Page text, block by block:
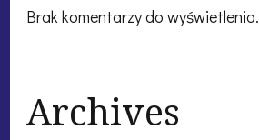
Brak komentarzy do wyświetlenia.
Archives